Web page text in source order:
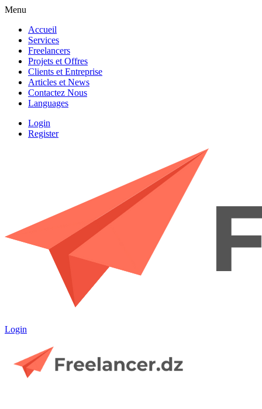
Menu
Accueil
Services
Freelancers
Projets et Offres
Clients et Entreprise
Articles et News
Contactez Nous
Languages
Login
Register
Login